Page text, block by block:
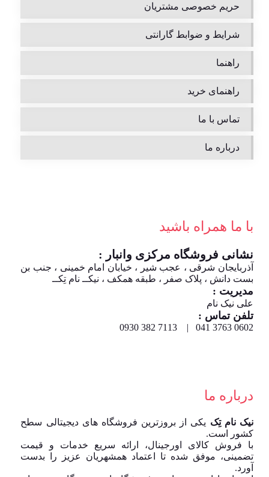
حریم خصوصی مشتریان
شرایط و ضوابط گارانتی
راهنما
راهنمای خرید
تماس با ما
درباره ما
با ما همراه باشید
نشانی فروشگاه مرکزی وانبار :
آذربایجان شرقی ، عجب شیر ، خیابان امام خمینی ، جنب بن
بست دانش ، پلاک صفر ، طبقه همکف ، نیکــ نام تِکــ
مدیریت :
علی نیک نام
تلفن تماس :
0602 3763 041 | 7113 382 0930
درباره ما
نیک نام تِک یکی از بروزترین فروشگاه های دیجیتالی سطح
کشور است.
با فروش کالای اورجینال، ارائه سریع خدمات و قیمت
تضمینی، موفق شده تا اعتماد همشهریان عزیز را بدست
آورد.